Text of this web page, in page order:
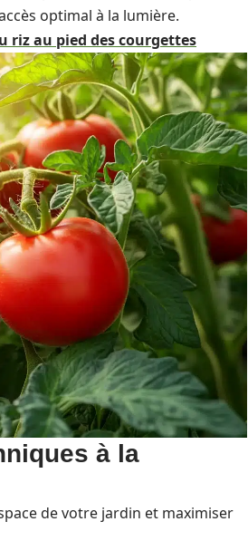
optimal à la lumière.
riz au pied des courgettes
à la
de votre jardin et maximiser